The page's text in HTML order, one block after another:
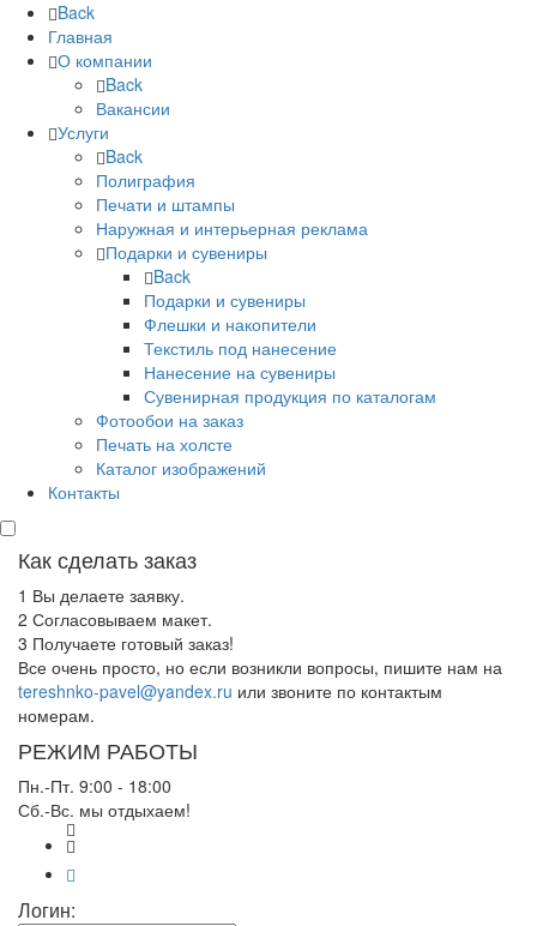
Back
Главная
О компании
Back
Вакансии
Услуги
Back
Полиграфия
Печати и штампы
Наружная и интерьерная реклама
Подарки и сувениры
Back
Подарки и сувениры
Флешки и накопители
Текстиль под нанесение
Нанесение на сувениры
Сувенирная продукция по каталогам
Фотообои на заказ
Печать на холсте
Каталог изображений
Контакты
Как сделать заказ
1 Вы делаете заявку.
2 Согласовываем макет.
3 Получаете готовый заказ!
Все очень просто, но если возникли вопросы, пишите нам на
tereshnko-pavel@yandex.ru или звоните по контактым
номерам.
РЕЖИМ РАБОТЫ
Пн.-Пт. 9:00 - 18:00
Сб.-Вс. мы отдыхаем!
Логин: